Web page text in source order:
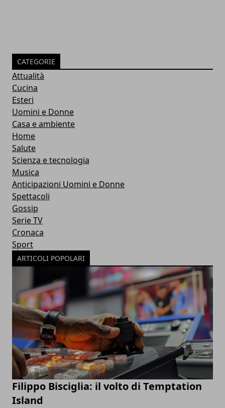
CATEGORIE
Attualità
Cucina
Esteri
Uomini e Donne
Casa e ambiente
Home
Salute
Scienza e tecnologia
Musica
Anticipazioni Uomini e Donne
Spettacoli
Gossip
Serie TV
Cronaca
Sport
ARTICOLI POPOLARI
Filippo Bisciglia: il volto di Temptation
Island